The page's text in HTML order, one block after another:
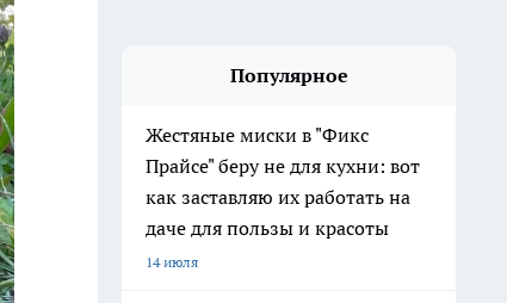
Популярное
Жестяные миски в "Фикс
Прайсе" беру не для кухни: вот
как заставляю их работать на
даче для пользы и красоты
14 июля